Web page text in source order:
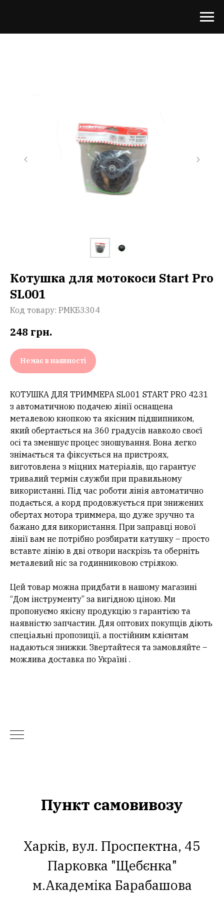
Котушка для мотокоси Start Pro
SL001
Код товару: РМКБ3304
248 грн.
Немає в наявності
КОТУШКА ДЛЯ ТРИММЕРА SL001 START PRO 4231
з автоматичною подачею лінії оснащена
металевою кнопкою та якісним підшипником,
який обертається на 360 градусів навколо своєї
осі та зменшує процес зношування. Вона легко
знімається та фіксується на пристроях,
виготовлена з міцних матеріалів, що гарантує
тривалий термін служби при правильному
використанні. Під час роботи лінія автоматично
подається, а корд продовжується при знижених
обертах мотора триммера, що дуже зручно та
бажано для використання. При заправці нової
лінії вам не потрібно розбирати катушку – просто
вставте лінію в дві отвори наскрізь та оберніть
металевий ніс за годинниковою стрілкою.
Цей товар можна придбати в нашому магазині
“Дом інструменту” за вигідною ціною. Ми
пропонуємо якісну продукцію з гарантією та
наявністю запчастин. Для оптових покупців діють
спеціальні пропозиції, а постійним клієнтам
надаються знижки. Звертайтеся та замовляйте –
можлива доставка по Україні .
Пункт самовивозу
Харків, вул. Проспектна, 45
Парковка "Щебєнка"
м.Академіка Барабашова